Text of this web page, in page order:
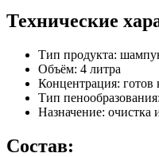
Технические
Тип продукта:
Объём: 4 литра
Концентрация:
Тип
Назначение: очистка
Состав: